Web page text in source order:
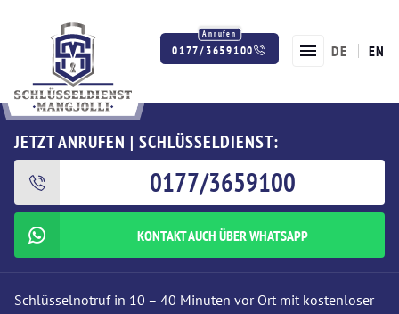
0177/3659100 DE EN
JETZT ANRUFEN | SCHLÜSSELDIENST:
0177/3659100
KONTAKT AUCH ÜBER WHATSAPP
Schlüsselnotruf in 10 – 40 Minuten vor Ort mit kostenloser